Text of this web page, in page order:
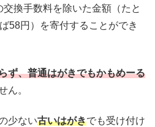
換手数料を除いた金額（たと
58円）を寄付することができ
ず、普通はがきでもかもめーる
ん。
少ない古いはがきでも受け付け